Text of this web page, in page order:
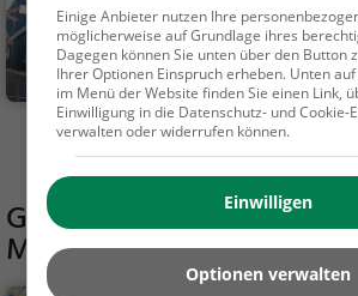
Museum in Lenzburg
Lenzburg, Schweiz
Mehr Aktivitäten in Möriken
Gaststätten in der Nähe
Möriken AG
Einige Anbieter nutzen Ihre
möglicherweise auf Grundlage ihres
Dagegen können Sie unten über den Button
Ihrer Optionen Einspruch erheben. Unten
im Menü der Website finden Sie einen Link,
Einwilligung in die Datenschutz- und Cookie-
verwalten oder widerrufen können.
Einwilligen
Optionen verwalten